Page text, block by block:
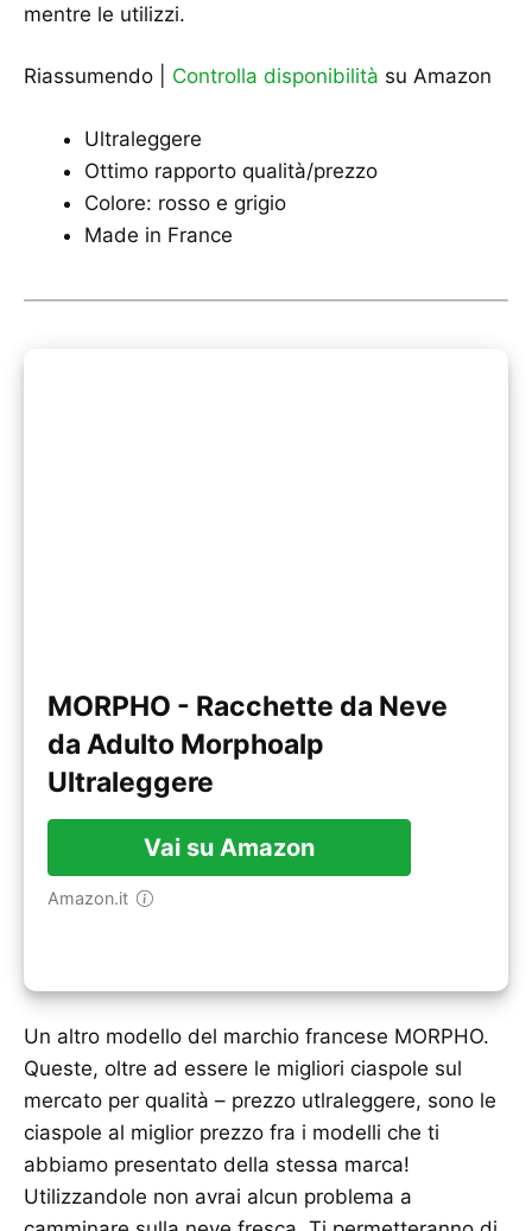
mentre le utilizzi.
Riassumendo | Controlla disponibilità su Amazon
Ultraleggere
Ottimo rapporto qualità/prezzo
Colore: rosso e grigio
Made in France
MORPHO - Racchette da Neve
da Adulto Morphoalp
Ultraleggere
Vai su Amazon
Amazon.it
Un altro modello del marchio francese MORPHO.
Queste, oltre ad essere le migliori ciaspole sul
mercato per qualità – prezzo utlraleggere, sono le
ciaspole al miglior prezzo fra i modelli che ti
abbiamo presentato della stessa marca!
Utilizzandole non avrai alcun problema a